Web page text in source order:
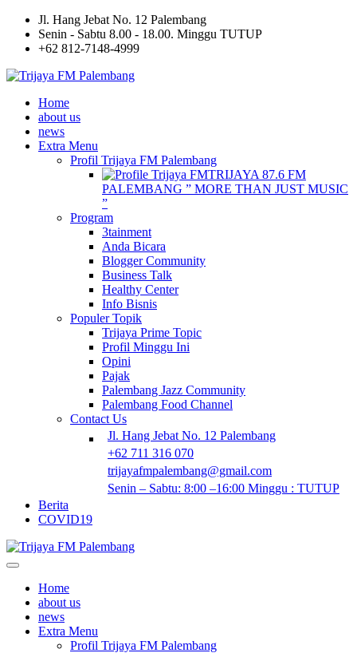
Jl. Hang Jebat No. 12 Palembang
Senin - Sabtu 8.00 - 18.00. Minggu TUTUP
+62 812-7148-4999
Home
about us
news
Extra Menu
Profil Trijaya FM Palembang
TRIJAYA 87.6 FM
PALEMBANG ” MORE THAN JUST MUSIC
”
Program
3tainment
Anda Bicara
Blogger Community
Business Talk
Healthy Center
Info Bisnis
Populer Topik
Trijaya Prime Topic
Profil Minggu Ini
Opini
Pajak
Palembang Jazz Community
Palembang Food Channel
Contact Us
Jl. Hang Jebat No. 12 Palembang
+62 711 316 070
trijayafmpalembang@gmail.com
Senin – Sabtu: 8:00 –16:00 Minggu : TUTUP
Berita
COVID19
Home
about us
news
Extra Menu
Profil Trijaya FM Palembang